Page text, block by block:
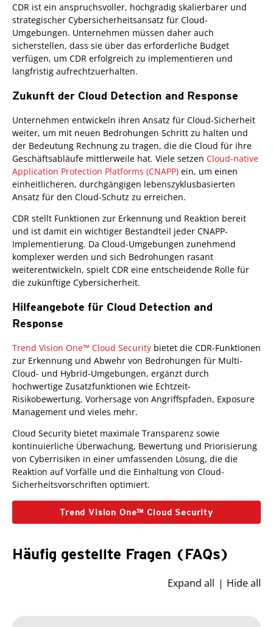
CDR ist ein anspruchsvoller, hochgradig skalierbarer und
strategischer Cybersicherheitsansatz für Cloud-
Umgebungen. Unternehmen müssen daher auch
sicherstellen, dass sie über das erforderliche Budget
verfügen, um CDR erfolgreich zu implementieren und
langfristig aufrechtzuerhalten.
Zukunft der Cloud Detection and Response
Unternehmen entwickeln ihren Ansatz für Cloud-Sicherheit
weiter, um mit neuen Bedrohungen Schritt zu halten und
der Bedeutung Rechnung zu tragen, die die Cloud für ihre
Geschäftsabläufe mittlerweile hat. Viele setzen Cloud-native
Application Protection Platforms (CNAPP) ein, um einen
einheitlicheren, durchgängigen lebenszyklusbasierten
Ansatz für den Cloud-Schutz zu erreichen.
CDR stellt Funktionen zur Erkennung und Reaktion bereit
und ist damit ein wichtiger Bestandteil jeder CNAPP-
Implementierung. Da Cloud-Umgebungen zunehmend
komplexer werden und sich Bedrohungen rasant
weiterentwickeln, spielt CDR eine entscheidende Rolle für
die zukünftige Cybersicherheit.
Hilfeangebote für Cloud Detection and
Response
Trend Vision One™ Cloud Security bietet die CDR-Funktionen
zur Erkennung und Abwehr von Bedrohungen für Multi-
Cloud- und Hybrid-Umgebungen, ergänzt durch
hochwertige Zusatzfunktionen wie Echtzeit-
Risikobewertung, Vorhersage von Angriffspfaden, Exposure
Management und vieles mehr.
Cloud Security bietet maximale Transparenz sowie
kontinuierliche Überwachung, Bewertung und Priorisierung
von Cyberrisiken in einer umfassenden Lösung, die die
Reaktion auf Vorfälle und die Einhaltung von Cloud-
Sicherheitsvorschriften optimiert.
Trend Vision One™ Cloud Security
Häufig gestellte Fragen (FAQs)
Expand all Hide all